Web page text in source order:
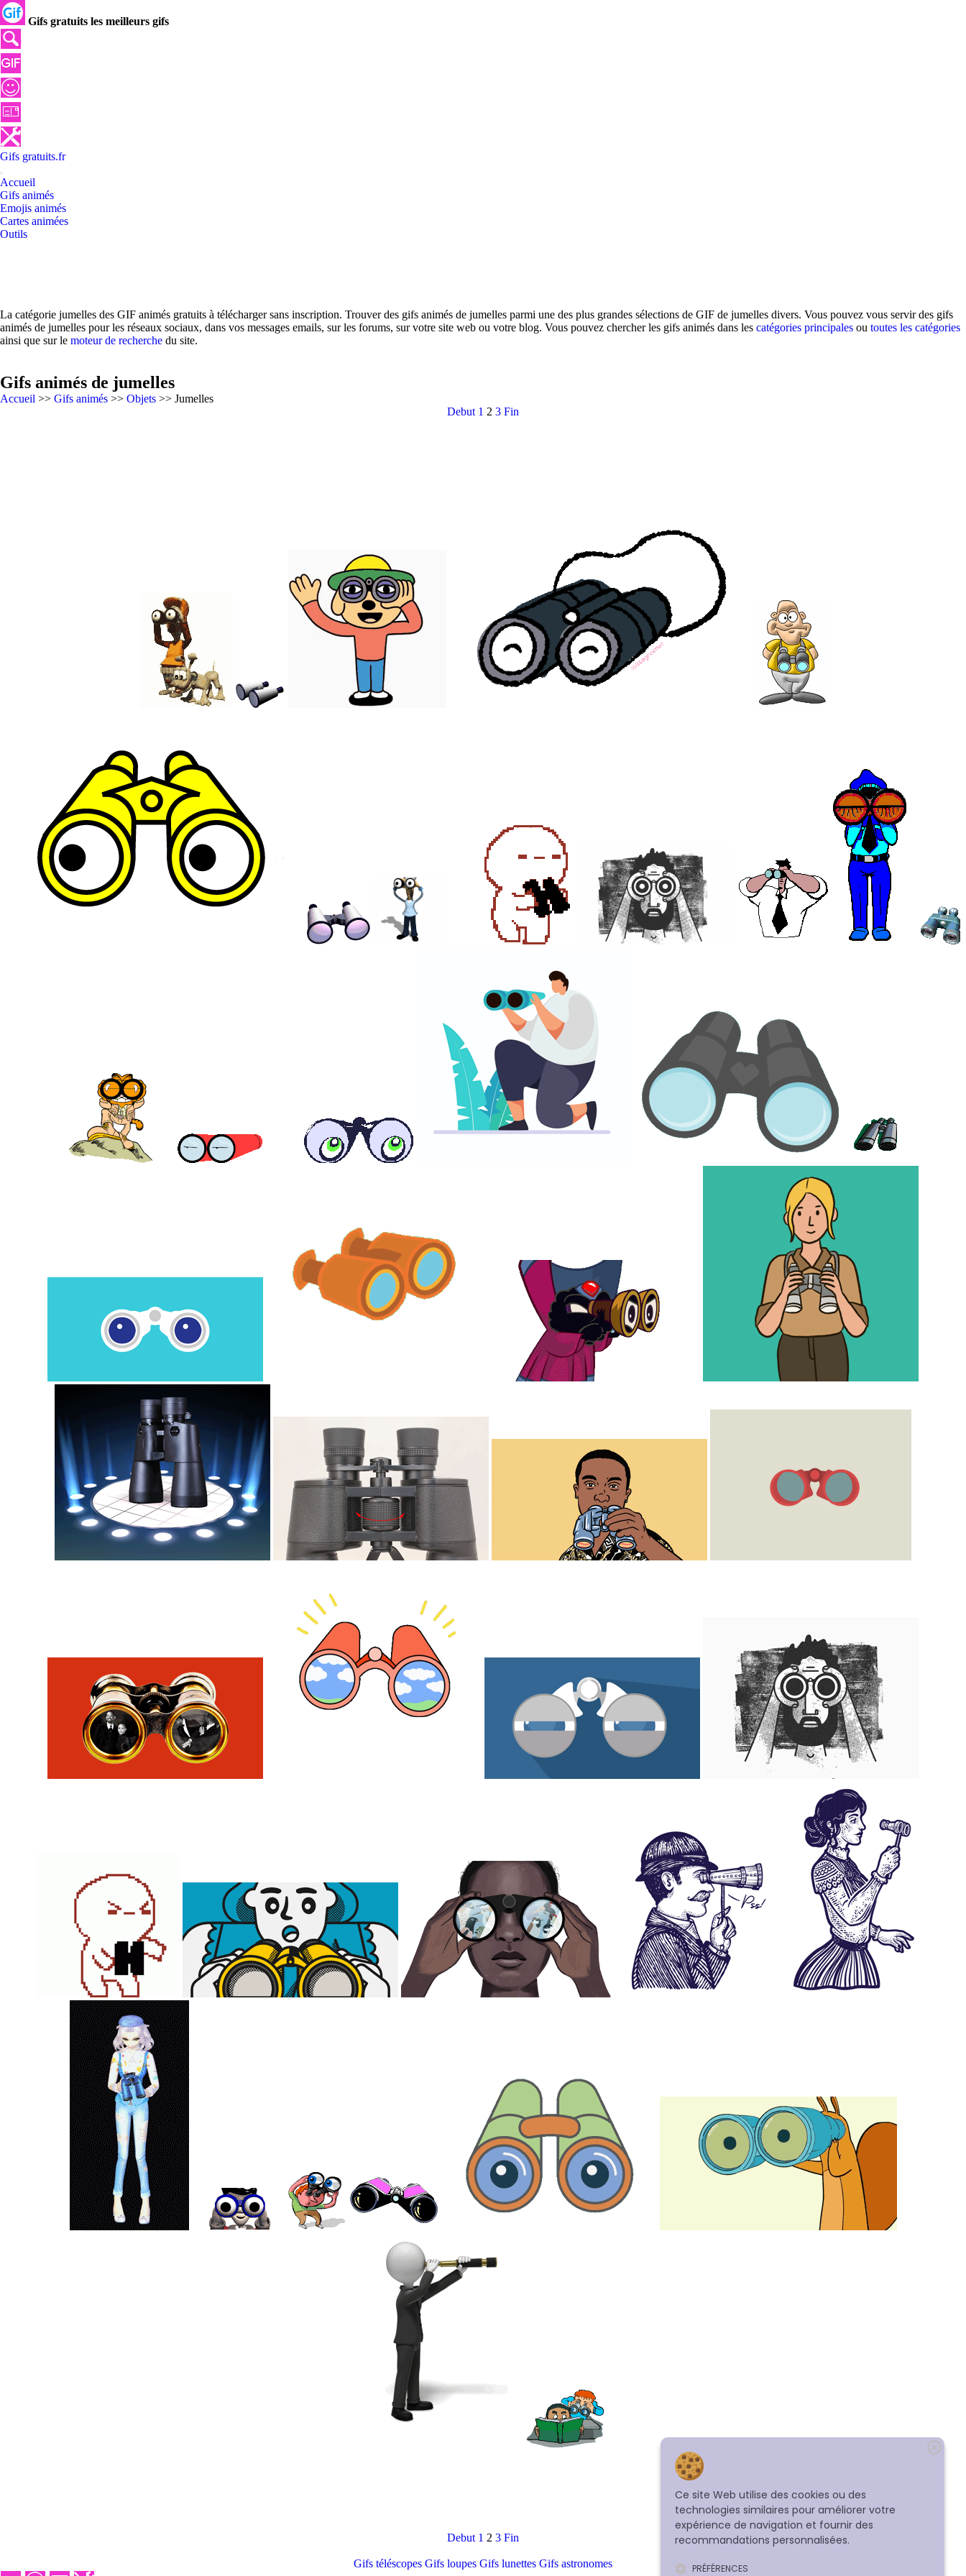
Gifs gratuits les meilleurs gifs
Gifs gratuits.fr
Accueil
Gifs animés
Emojis animés
Cartes animées
Outils
La catégorie jumelles des GIF animés gratuits à télécharger sans inscription. Trouver des gifs animés de jumelles parmi une des plus grandes sélections de GIF de jumelles divers. Vous pouvez vous servir des gifs
animés de jumelles pour les réseaux sociaux, dans vos messages emails, sur les forums, sur votre site web ou votre blog. Vous pouvez chercher les gifs animés dans les catégories principales ou toutes les catégories
ainsi que sur le moteur de recherche du site.
Gifs animés de jumelles
Accueil >> Gifs animés >> Objets >> Jumelles
Debut 1 2 3 Fin
Debut 1 2 3 Fin
Gifs téléscopes Gifs loupes Gifs lunettes Gifs astronomes
Ce site Web utilise des cookies ou des
technologies similaires pour améliorer votre
expérience de navigation et fournir des
recommandations personnalisées.
PRÉFÉRENCES